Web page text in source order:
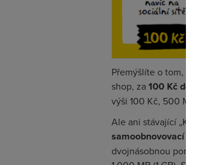
Přemýšlíte o tom, že
shop, za100 Kč
výši 100 Kč, 500 MB
Ale ani stávající
samoobnovovací
dvojnásobnou porci